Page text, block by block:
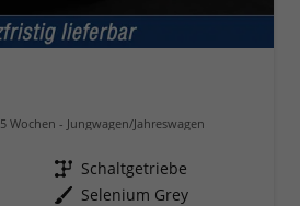
5 Wochen Jungwagen/Jahreswagen
Getriebe Schaltgetriebe
Außenfarbe Selenium Grey